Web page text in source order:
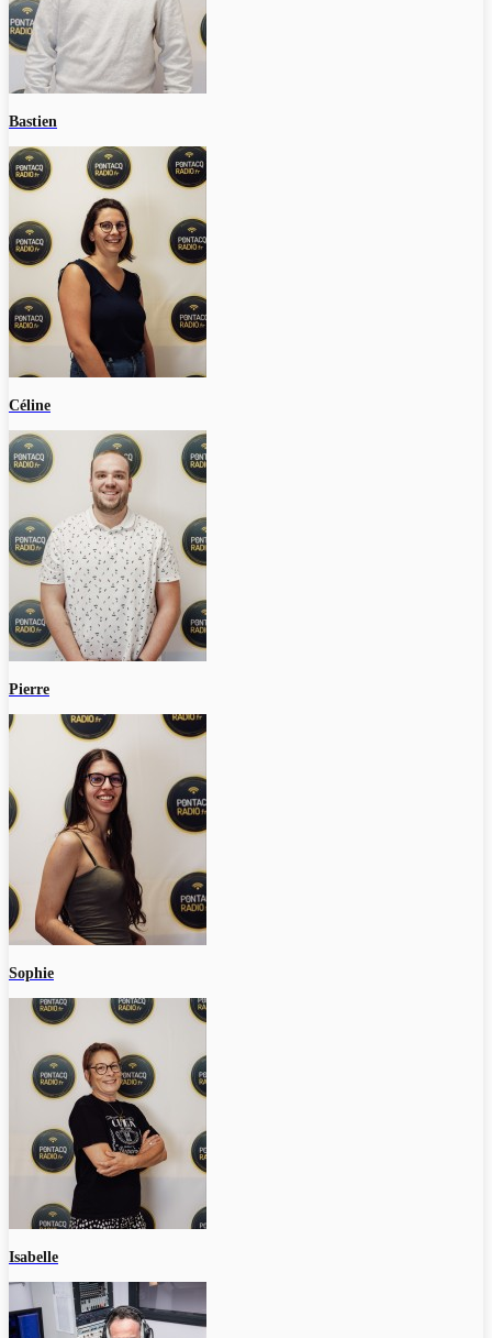
Bastien
Céline
Pierre
Sophie
Isabelle